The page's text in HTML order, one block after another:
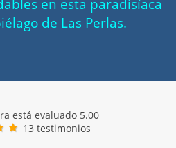
en esta paradisíaca
de Las Perlas.
está evaluado 5.00
13 testimonios